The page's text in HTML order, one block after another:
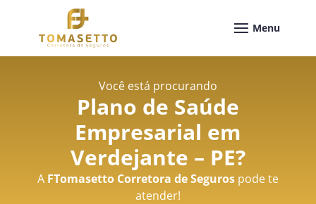
Você está procurando
Plano de Saúde
Empresarial em
Verdejante – PE?
A FTomasetto Corretora de Segurospode te
atender!